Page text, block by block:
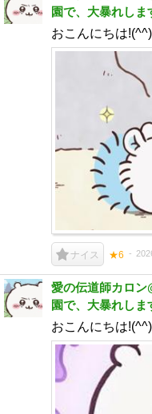
園で、大暴れしま
おこんにちは
ナイス ★6
愛の伝道師カロン
園で、大暴れしま
おこんにちは